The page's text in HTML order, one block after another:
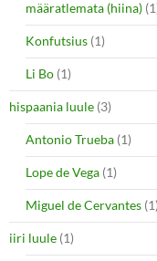
määratlemata (hiina)
Konfutsius (1)
Li Bo (1)
hispaania luule (3)
Antonio Trueba (1)
Lope de Vega (1)
Miguel de Cervantes (1)
iiri luule (1)